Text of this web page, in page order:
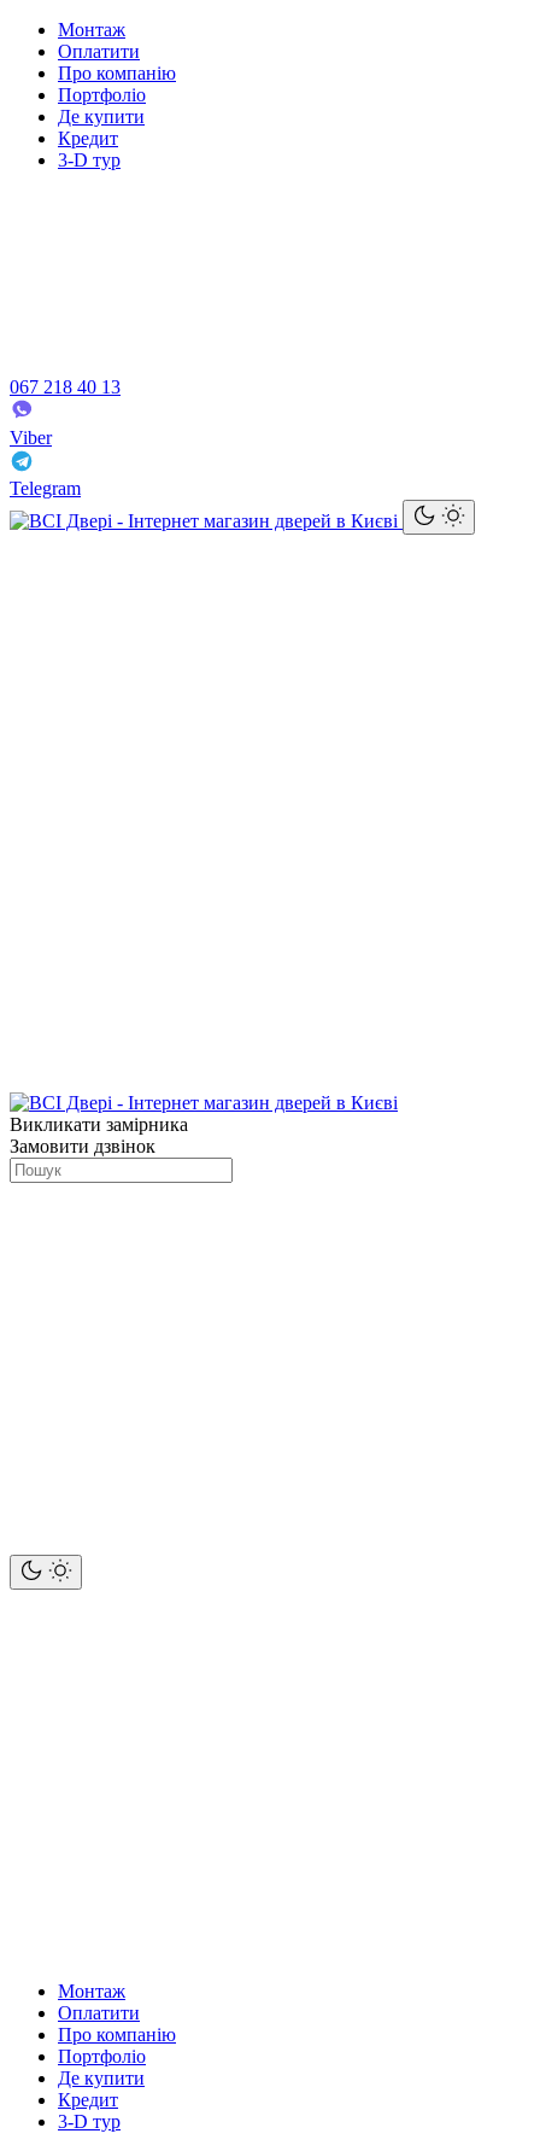
Монтаж
Оплатити
Про компанію
Портфоліо
Де купити
Кредит
3-D тур
067 218 40 13
Viber
Telegram
Викликати замірника
Замовити дзвінок
Монтаж
Оплатити
Про компанію
Портфоліо
Де купити
Кредит
3-D тур